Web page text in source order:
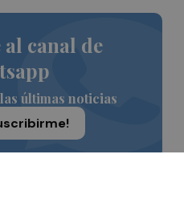
canal de
últimas noticias